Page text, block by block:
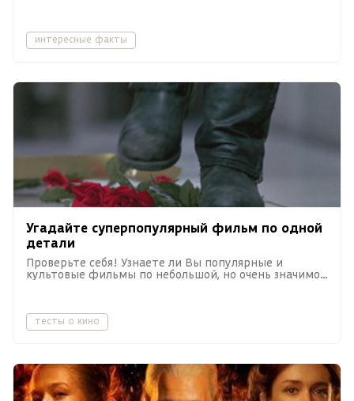
интересные факты
Угадайте суперпопулярный фильм по одной
детали
Проверьте себя! Узнаете ли Вы популярные и
культовые фильмы по небольшой, но очень значимой
тесты о кино